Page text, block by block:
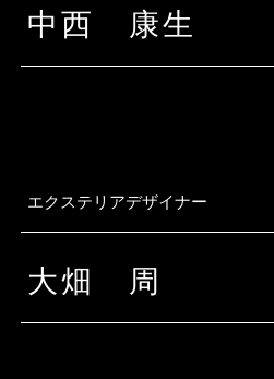
中西 康生
エクステリアデザイナー
大畑 周